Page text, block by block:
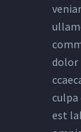
dolor
est